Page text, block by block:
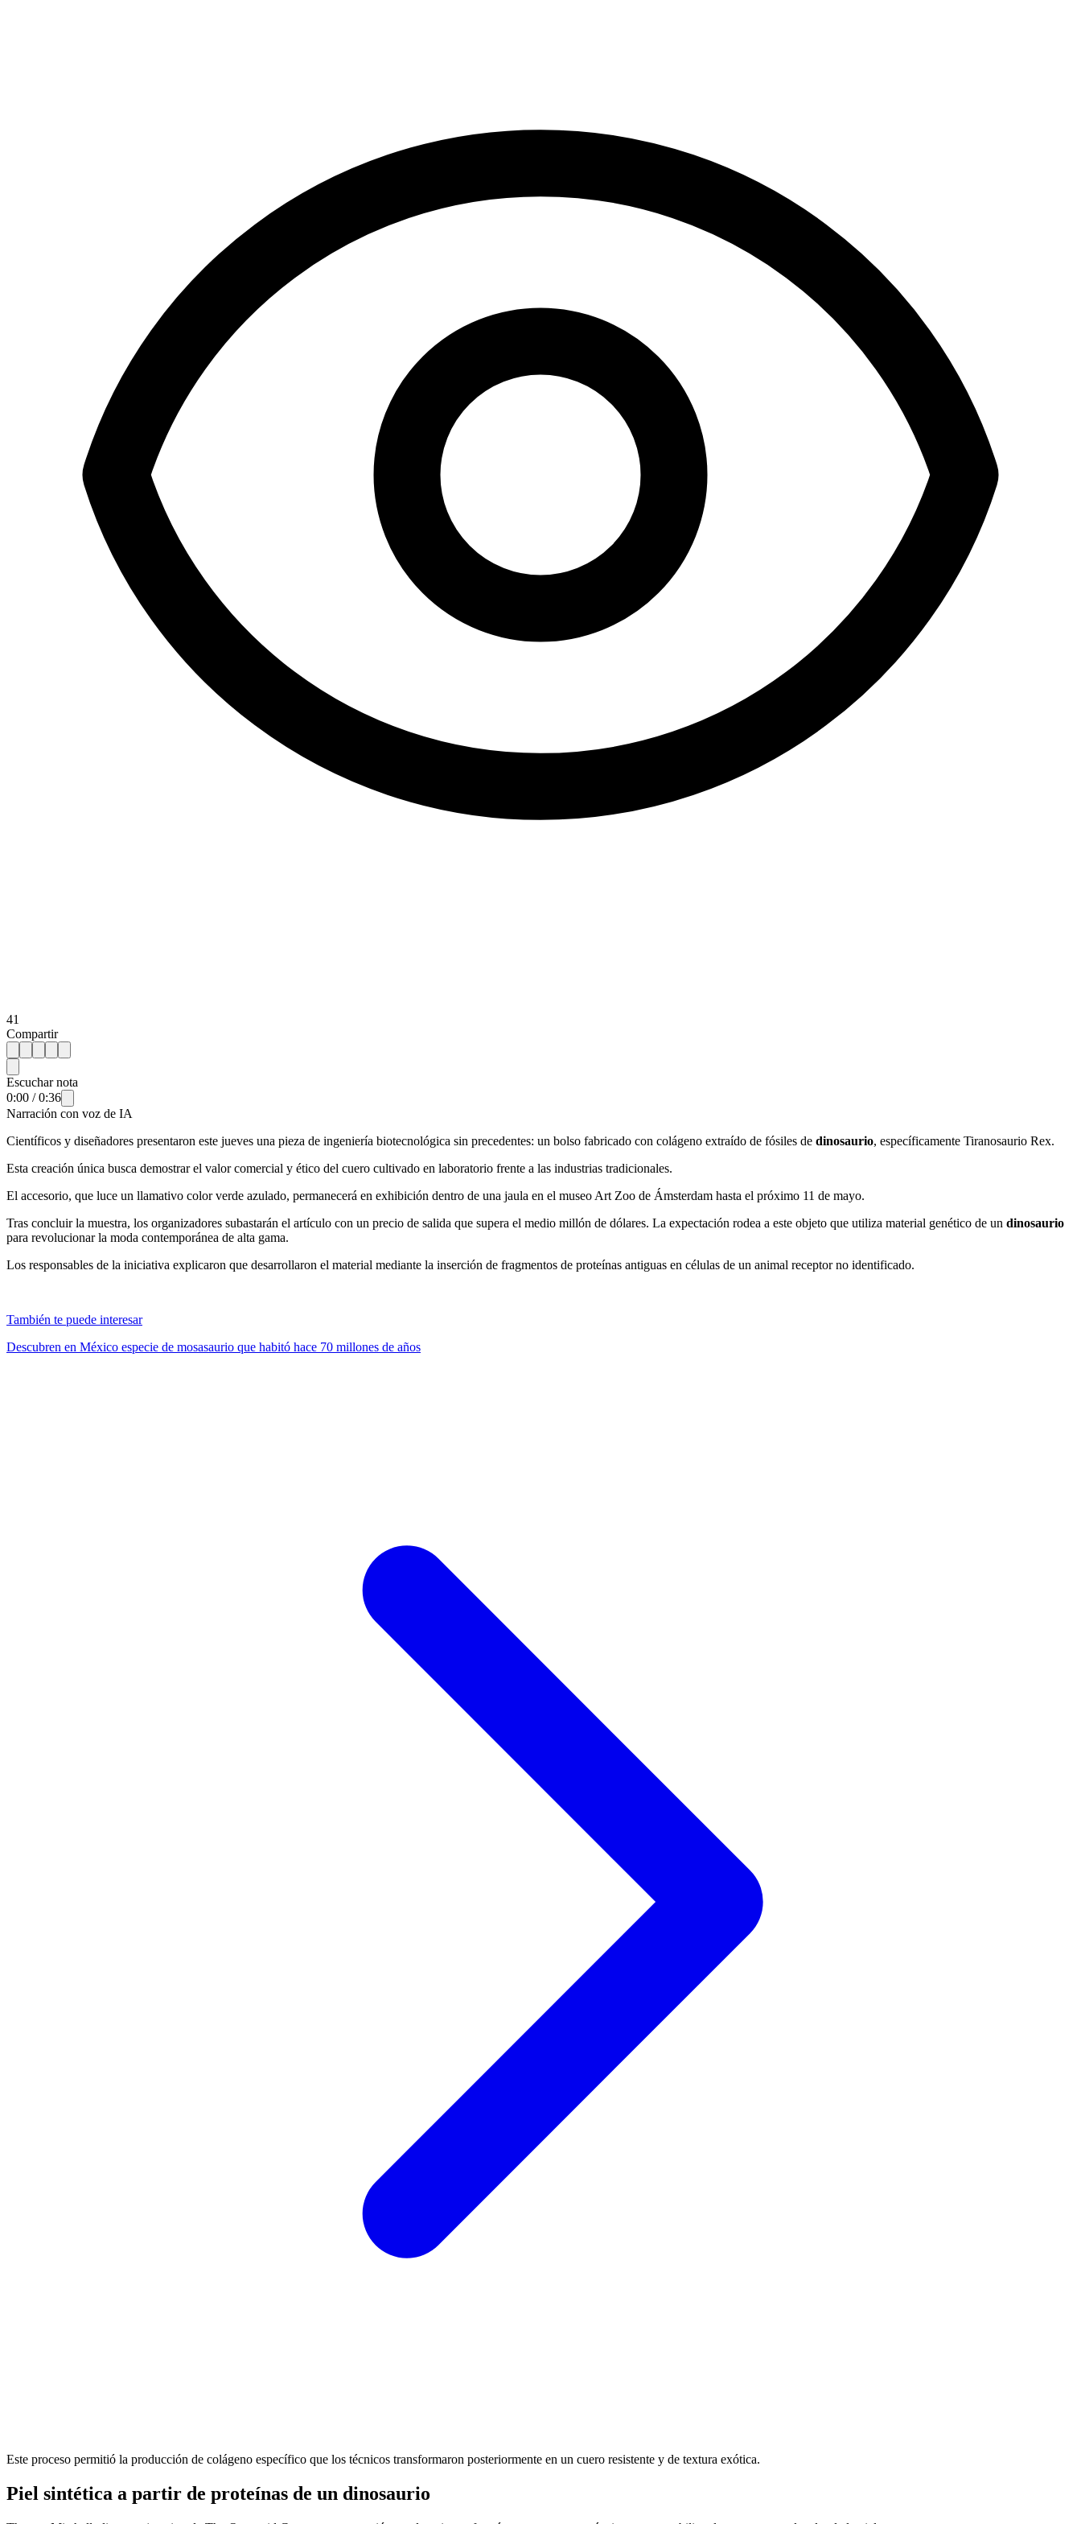
41
Compartir
Escuchar nota
0:00 /0:36
Narración con voz de IA
Científicos y diseñadores presentaron este jueves una pieza de ingeniería biotecnológica sin precedentes: un bolso fabricado con colágeno extraído de fósiles de dinosaurio, específicamente Tiranosaurio Rex.
Esta creación única busca demostrar el valor comercial y ético del cuero cultivado en laboratorio frente a las industrias tradicionales.
El accesorio, que luce un llamativo color verde azulado, permanecerá en exhibición dentro de una jaula en el museo Art Zoo de Ámsterdam hasta el próximo 11 de mayo.
Tras concluir la muestra, los organizadores subastarán el artículo con un precio de salida que supera el medio millón de dólares. La expectación rodea a este objeto que utiliza material genético de un dinosaurio
para revolucionar la moda contemporánea de alta gama.
Los responsables de la iniciativa explicaron que desarrollaron el material mediante la inserción de fragmentos de proteínas antiguas en células de un animal receptor no identificado.
También te puede interesar
Descubren en México especie de mosasaurio que habitó hace 70 millones de años
Este proceso permitió la producción de colágeno específico que los técnicos transformaron posteriormente en un cuero resistente y de textura exótica.
Piel sintética a partir de proteínas de un dinosaurio